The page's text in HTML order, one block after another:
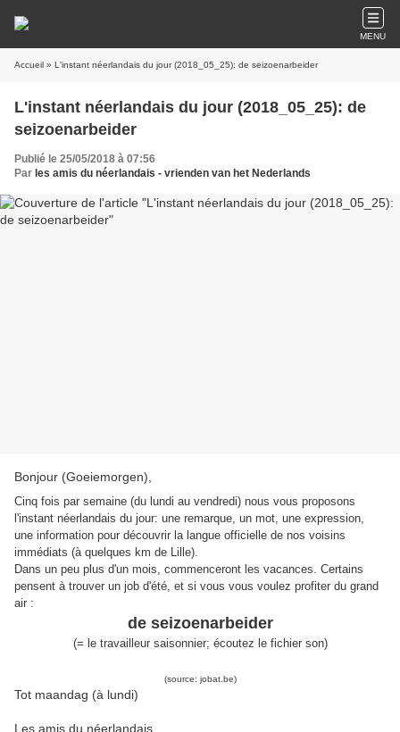
MENU
Accueil » L'instant néerlandais du jour (2018_05_25): de seizoenarbeider
L'instant néerlandais du jour (2018_05_25): de
seizoenarbeider
Publié le 25/05/2018 à 07:56
Par les amis du néerlandais - vrienden van het Nederlands
Bonjour (Goeiemorgen),
Cinq fois par semaine (du lundi au vendredi) nous vous proposons
l'instant néerlandais du jour: une remarque, un mot, une expression,
une information pour découvrir la langue officielle de nos voisins
immédiats (à quelques km de Lille).
Dans un peu plus d'un mois, commenceront les vacances. Certains
pensent à trouver un job d'été, et si vous vous voulez profiter du grand
air :
de seizoenarbeider
(= le travailleur saisonnier; écoutez le fichier son)
(source: jobat.be)
Tot maandag (à lundi)
Les amis du néerlandais